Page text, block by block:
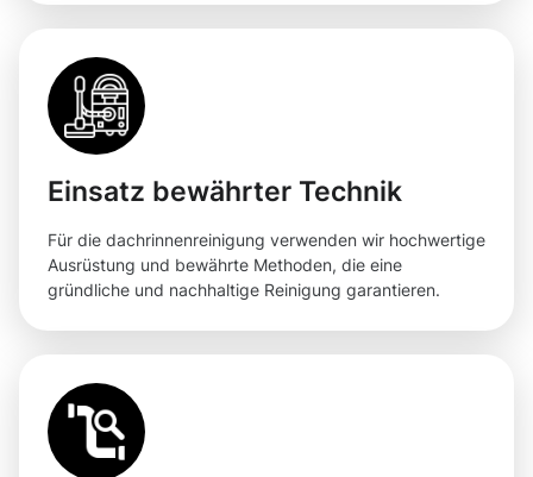
Einsatz bewährter Technik
Für die dachrinnenreinigung verwenden wir hochwertige
Ausrüstung und bewährte Methoden, die eine
gründliche und nachhaltige Reinigung garantieren.